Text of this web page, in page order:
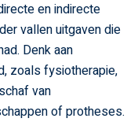
en indirecte
vallen uitgaven die
Denk aan
zoals fysiotherapie,
van
of protheses.